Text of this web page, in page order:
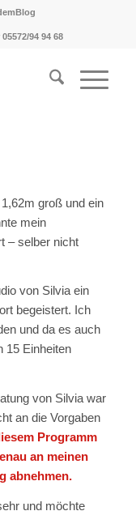
94 94 68
groß und ein
mein
– selber nicht
von Silvia ein
begeistert. Ich
und da es auch
15 Einheiten
von Silvia war
an die Vorgaben
Programm
an meinen
abnehmen.
und möchte